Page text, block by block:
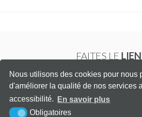
Nous utilisons des cookies pour nous
d'améliorer la qualité de nos services
accessibilité.
En savoir plus
Obligatoires
FAITES LE LIEN